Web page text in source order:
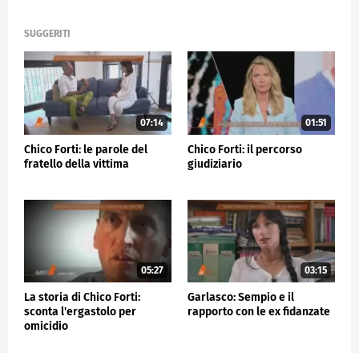
SUGGERITI
07:14
Chico Forti: le parole del
fratello della vittima
01:51
Chico Forti: il percorso
giudiziario
05:27
La storia di Chico Forti:
sconta l'ergastolo per
omicidio
03:15
Garlasco: Sempio e il
rapporto con le ex fidanzate